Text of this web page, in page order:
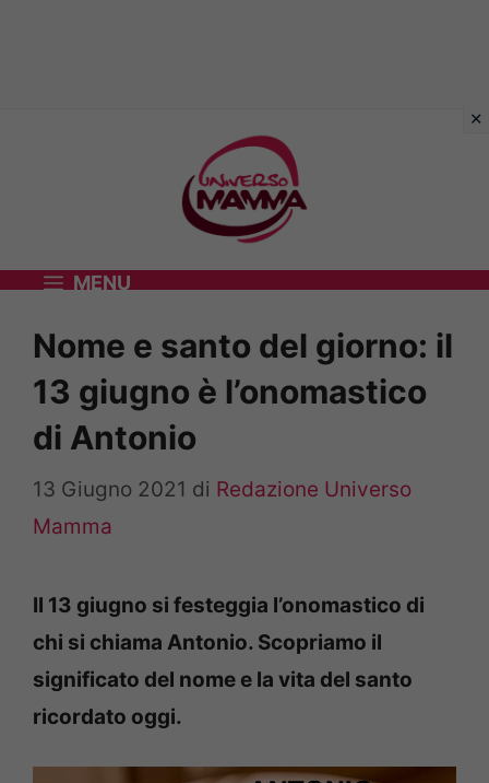
MENU
Nome e santo del giorno: il
13 giugno è l’onomastico
di Antonio
13 Giugno 2021 di Redazione Universo
Mamma
Il 13 giugno si festeggia l’onomastico di
chi si chiama Antonio. Scopriamo il
significato del nome e la vita del santo
ricordato oggi.